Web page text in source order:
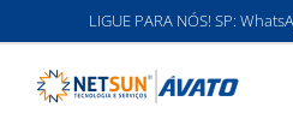
para
LIGUE PARA NÓS! SP: